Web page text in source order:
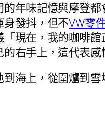
年味記憶與摩登都
身發抖，但不VW零
現在，我的咖啡
右手上，這代表
海上，從圍爐到